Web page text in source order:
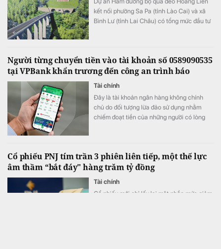
kết nối phường Sa Pa (tỉnh Lào Cai) và xã
Bình Lư (tỉnh Lai Châu) có tổng mức đầu tư
Người từng chuyển tiền vào tài khoản số 0589090535
tại VPBank khẩn trương đến công an trình báo
Tài chính
Đây là tài khoản ngân hàng không chính
chủ do đối tượng lừa đảo sử dụng nhằm
chiếm đoạt tiền của những người có lòng
Cổ phiếu PNJ tím trần 3 phiên liên tiếp, một thế lực
âm thầm “bắt đáy" hàng trăm tỷ đồng
Tài chính
Cổ phiếu mới chỉ lấy lại một phần mức giảm